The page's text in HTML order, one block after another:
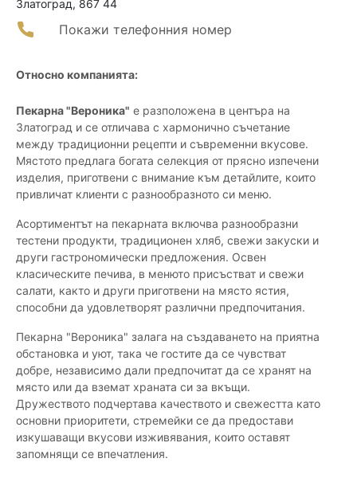
Златоград, 867 44
Покажи телефонния номер
Относно компанията:
Пекарна "Вероника" е разположена в центъра на
Златоград и се отличава с хармонично съчетание
между традиционни рецепти и съвременни вкусове.
Мястото предлага богата селекция от прясно изпечени
изделия, приготвени с внимание към детайлите, които
привличат клиенти с разнообразното си меню.
Асортиментът на пекарната включва разнообразни
тестени продукти, традиционен хляб, свежи закуски и
други гастрономически предложения. Освен
класическите печива, в менюто присъстват и свежи
салати, както и други приготвени на място ястия,
способни да удовлетворят различни предпочитания.
Пекарна "Вероника" залага на създаването на приятна
обстановка и уют, така че гостите да се чувстват
добре, независимо дали предпочитат да се хранят на
място или да вземат храната си за вкъщи.
Дружеството подчертава качеството и свежестта като
основни приоритети, стремейки се да предостави
изкушаващи вкусови изживявания, които оставят
запомнящи се впечатления.